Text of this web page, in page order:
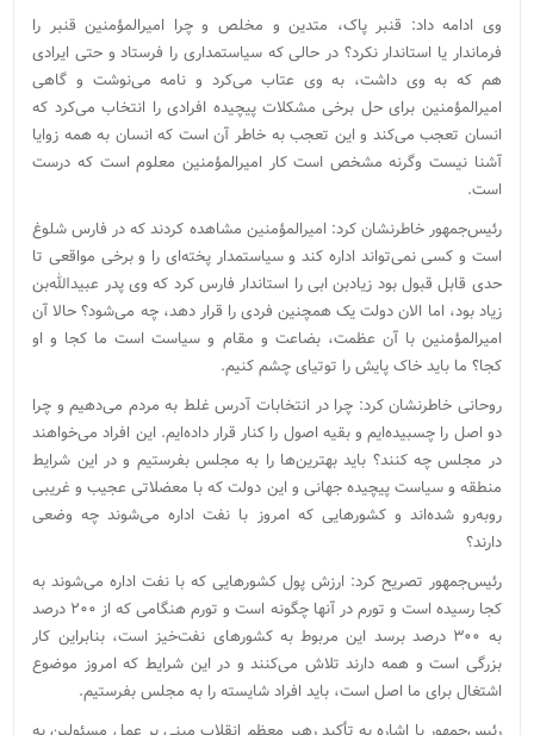
وی ادامه داد: قنبر پاک، متدین و مخلص و چرا امیرالمؤمنین قنبر را
فرماندار یا استاندار نکرد؟ در حالی که سیاستمداری را فرستاد و حتی ایرادی
هم که به وی داشت، به وی عتاب می‌کرد و نامه می‌نوشت و گاهی
امیرالمؤمنین برای حل برخی مشکلات پیچیده افرادی را انتخاب می‌کرد که
انسان تعجب می‌کند و این تعجب به خاطر آن است که انسان به همه زوایا
آشنا نیست وگرنه مشخص است کار امیرالمؤمنین معلوم است که درست
است.
رئیس‌جمهور خاطرنشان کرد: امیرالمؤمنین مشاهده کردند که در فارس شلوغ
است و کسی نمی‌تواند اداره کند و سیاستمدار پخته‌ای را و برخی مواقعی تا
حدی قابل قبول بود زیادبن ابی را استاندار فارس کرد که وی پدر عبیدالله‌بن
زیاد بود، اما الان دولت یک همچنین فردی را قرار دهد، چه می‌شود؟ حالا آن
امیرالمؤمنین با آن عظمت، بضاعت و مقام و سیاست است ما کجا و او
کجا؟ ما باید خاک پایش را توتیای چشم کنیم.
روحانی خاطرنشان کرد: چرا در انتخابات آدرس غلط به مردم می‌دهیم و چرا
دو اصل را چسبیده‌ایم و بقیه اصول را کنار قرار داده‌ایم. این افراد می‌خواهند
در مجلس چه کنند؟ باید بهترین‌ها را به مجلس بفرستیم و در این شرایط
منطقه و سیاست پیچیده جهانی و این دولت که با معضلاتی عجیب و غریبی
روبه‌رو شده‌اند و کشورهایی که امروز با نفت اداره می‌شوند چه وضعی
دارند؟
رئیس‌جمهور تصریح کرد: ارزش پول کشورهایی که با نفت اداره می‌شوند به
کجا رسیده است و تورم در آنها چگونه است و تورم هنگامی که از ۲۰۰ درصد
به ۳۰۰ درصد برسد این مربوط به کشورهای نفت‌خیز است، بنابراین کار
بزرگی است و همه دارند تلاش می‌کنند و در این شرایط که امروز موضوع
اشتغال برای ما اصل است، باید افراد شایسته را به مجلس بفرستیم.